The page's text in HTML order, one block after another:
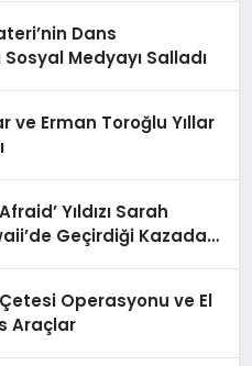
Dans
Medyayı Salladı
ve Erman Toroğlu Yıllar
Yıldızı Sarah
Geçirdiği Kazada
Operasyonu ve El
Araçlar